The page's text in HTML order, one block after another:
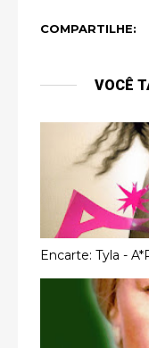
COMPARTILHE:
VOCÊ
Encarte: Tyla -